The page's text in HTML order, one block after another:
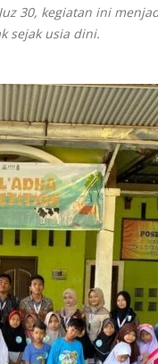
30, kegiatan ini
sejak usia dini.